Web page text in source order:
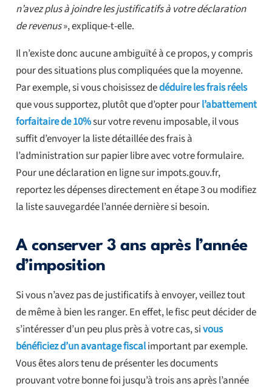
n’avez plus à joindre les justificatifs à votre déclaration
de revenus», explique-t-elle.
Il n’existe donc aucune ambiguïté à ce propos, y compris
pour des situations plus compliquées que la moyenne.
Par exemple, si vous choisissez dedéduire les frais réels
que vous supportez, plutôt que d’opter pourl’abattement
forfaitaire de 10%sur votre revenu imposable, il vous
suffit d’envoyer la liste détaillée des frais à
l’administration sur papier libre avec votre formulaire.
Pour une déclaration en ligne sur impots.gouv.fr,
reportez les dépenses directement en étape 3 ou modifiez
la liste sauvegardée l’année dernière si besoin.
A conserver 3 ans après l’année
d’imposition
Si vous n’avez pas de justificatifs à envoyer, veillez tout
de même à bien les ranger. En effet, le fisc peut décider de
s’intéresser d’un peu plus près à votre cas, sivous
bénéficiez d’un avantage fiscalimportant par exemple.
Vous êtes alors tenu de présenter les documents
prouvant votre bonne foi jusqu’à trois ans après l’année